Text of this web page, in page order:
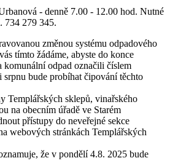
- denně 7.00 - 12.00 hod. Nutné
734 279 345.
změnou systému odpadového
tímto žádáme, abyste do konce
komunální odpad označili číslem
bude probíhat čipování těchto
Templářských sklepů, vinařského
na obecním úřadě ve Starém
přístupy do neveřejné sekce
webových stránkách Templářských
že v pondělí 4.8. 2025 bude